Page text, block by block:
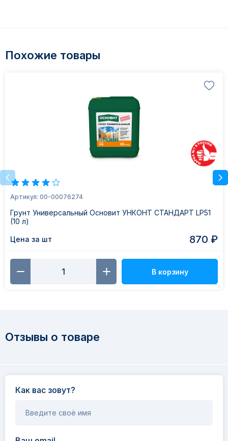
Похожие товары
Артикул: 00-00076274
Грунт Универсальный Основит УНКОНТ СТАНДАРТ LP51
(10 л)
Цена за шт 870 ₽
В корзину
Отзывы о товаре
Как вас зовут?
Введите своё имя